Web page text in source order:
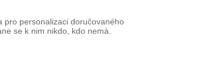
pro personalizaci doručovaného
se k nim nikdo, kdo nemá.